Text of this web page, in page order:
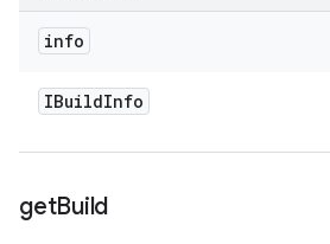
info
IBuildInfo
getBuild